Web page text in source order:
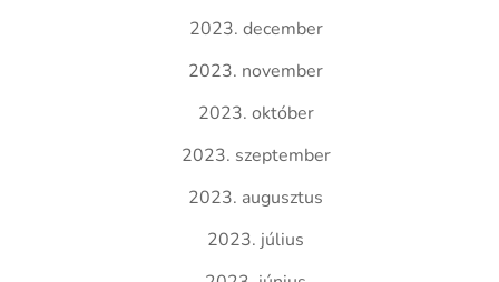
2023. december
2023. november
2023. október
2023. szeptember
2023. augusztus
2023. július